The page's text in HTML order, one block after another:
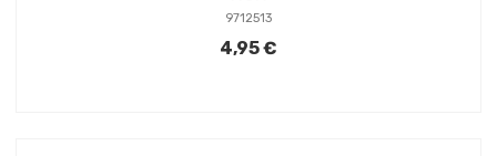
9712513
4,95 €